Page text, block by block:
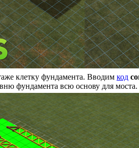
клетку фундамента. Вводим код
фундамента всю основу для моста.